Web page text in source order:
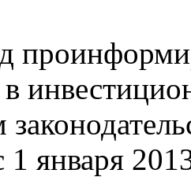
января